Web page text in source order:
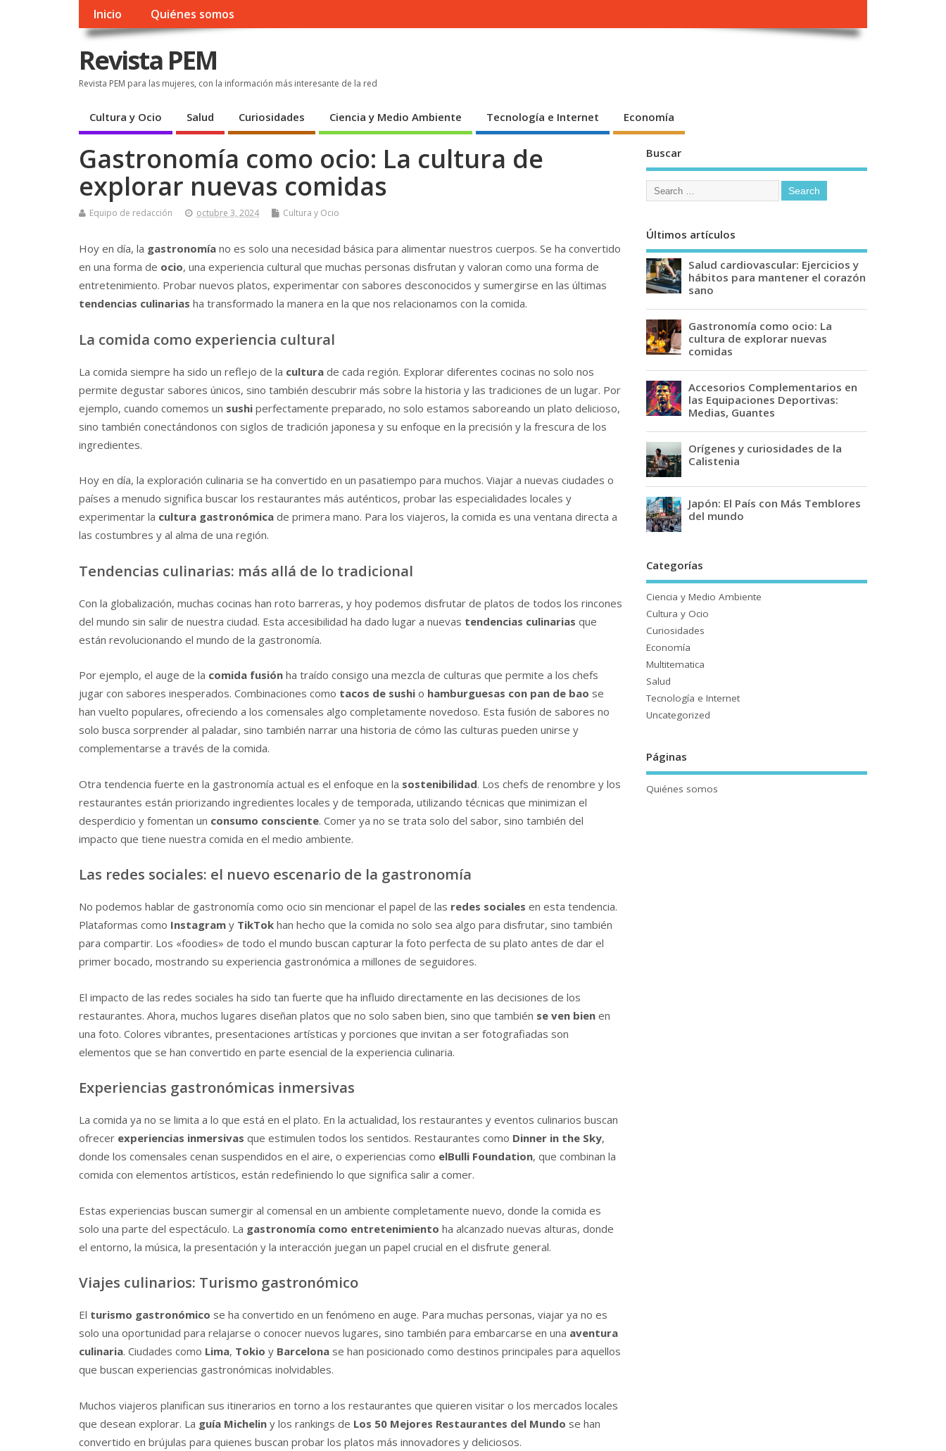
Inicio Quiénes somos
Revista PEM
Revista PEM para las mujeres, con la información más interesante de la red
Cultura y Ocio Salud Curiosidades Ciencia y Medio Ambiente Tecnología e Internet Economía
Gastronomía como ocio: La cultura de
explorar nuevas comidas
Equipo de redacción octubre 3, 2024 Cultura y Ocio
Hoy en día, la gastronomía no es solo una necesidad básica para alimentar nuestros cuerpos. Se ha convertido
en una forma de ocio, una experiencia cultural que muchas personas disfrutan y valoran como una forma de
entretenimiento. Probar nuevos platos, experimentar con sabores desconocidos y sumergirse en las últimas
tendencias culinarias ha transformado la manera en la que nos relacionamos con la comida.
La comida como experiencia cultural
La comida siempre ha sido un reflejo de la cultura de cada región. Explorar diferentes cocinas no solo nos
permite degustar sabores únicos, sino también descubrir más sobre la historia y las tradiciones de un lugar. Por
ejemplo, cuando comemos un sushi perfectamente preparado, no solo estamos saboreando un plato delicioso,
sino también conectándonos con siglos de tradición japonesa y su enfoque en la precisión y la frescura de los
ingredientes.
Hoy en día, la exploración culinaria se ha convertido en un pasatiempo para muchos. Viajar a nuevas ciudades o
países a menudo significa buscar los restaurantes más auténticos, probar las especialidades locales y
experimentar la cultura gastronómica de primera mano. Para los viajeros, la comida es una ventana directa a
las costumbres y al alma de una región.
Tendencias culinarias: más allá de lo tradicional
Con la globalización, muchas cocinas han roto barreras, y hoy podemos disfrutar de platos de todos los rincones
del mundo sin salir de nuestra ciudad. Esta accesibilidad ha dado lugar a nuevas tendencias culinarias que
están revolucionando el mundo de la gastronomía.
Por ejemplo, el auge de la comida fusión ha traído consigo una mezcla de culturas que permite a los chefs
jugar con sabores inesperados. Combinaciones como tacos de sushi o hamburguesas con pan de bao se
han vuelto populares, ofreciendo a los comensales algo completamente novedoso. Esta fusión de sabores no
solo busca sorprender al paladar, sino también narrar una historia de cómo las culturas pueden unirse y
complementarse a través de la comida.
Otra tendencia fuerte en la gastronomía actual es el enfoque en la sostenibilidad. Los chefs de renombre y los
restaurantes están priorizando ingredientes locales y de temporada, utilizando técnicas que minimizan el
desperdicio y fomentan un consumo consciente. Comer ya no se trata solo del sabor, sino también del
impacto que tiene nuestra comida en el medio ambiente.
Las redes sociales: el nuevo escenario de la gastronomía
No podemos hablar de gastronomía como ocio sin mencionar el papel de las redes sociales en esta tendencia.
Plataformas como Instagram y TikTok han hecho que la comida no solo sea algo para disfrutar, sino también
para compartir. Los «foodies» de todo el mundo buscan capturar la foto perfecta de su plato antes de dar el
primer bocado, mostrando su experiencia gastronómica a millones de seguidores.
El impacto de las redes sociales ha sido tan fuerte que ha influido directamente en las decisiones de los
restaurantes. Ahora, muchos lugares diseñan platos que no solo saben bien, sino que también se ven bien en
una foto. Colores vibrantes, presentaciones artísticas y porciones que invitan a ser fotografiadas son
elementos que se han convertido en parte esencial de la experiencia culinaria.
Experiencias gastronómicas inmersivas
La comida ya no se limita a lo que está en el plato. En la actualidad, los restaurantes y eventos culinarios buscan
ofrecer experiencias inmersivas que estimulen todos los sentidos. Restaurantes como Dinner in the Sky,
donde los comensales cenan suspendidos en el aire, o experiencias como elBulli Foundation, que combinan la
comida con elementos artísticos, están redefiniendo lo que significa salir a comer.
Estas experiencias buscan sumergir al comensal en un ambiente completamente nuevo, donde la comida es
solo una parte del espectáculo. La gastronomía como entretenimiento ha alcanzado nuevas alturas, donde
el entorno, la música, la presentación y la interacción juegan un papel crucial en el disfrute general.
Viajes culinarios: Turismo gastronómico
El turismo gastronómico se ha convertido en un fenómeno en auge. Para muchas personas, viajar ya no es
solo una oportunidad para relajarse o conocer nuevos lugares, sino también para embarcarse en una aventura
culinaria. Ciudades como Lima, Tokio y Barcelona se han posicionado como destinos principales para aquellos
que buscan experiencias gastronómicas inolvidables.
Muchos viajeros planifican sus itinerarios en torno a los restaurantes que quieren visitar o los mercados locales
que desean explorar. La guía Michelin y los rankings de Los 50 Mejores Restaurantes del Mundo se han
convertido en brújulas para quienes buscan probar los platos más innovadores y deliciosos.
Buscar
Últimos artículos
Salud cardiovascular: Ejercicios y
hábitos para mantener el corazón
sano
Gastronomía como ocio: La
cultura de explorar nuevas
comidas
Accesorios Complementarios en
las Equipaciones Deportivas:
Medias, Guantes
Orígenes y curiosidades de la
Calistenia
Japón: El País con Más Temblores
del mundo
Categorías
Ciencia y Medio Ambiente
Cultura y Ocio
Curiosidades
Economía
Multitematica
Salud
Tecnología e Internet
Uncategorized
Páginas
Quiénes somos